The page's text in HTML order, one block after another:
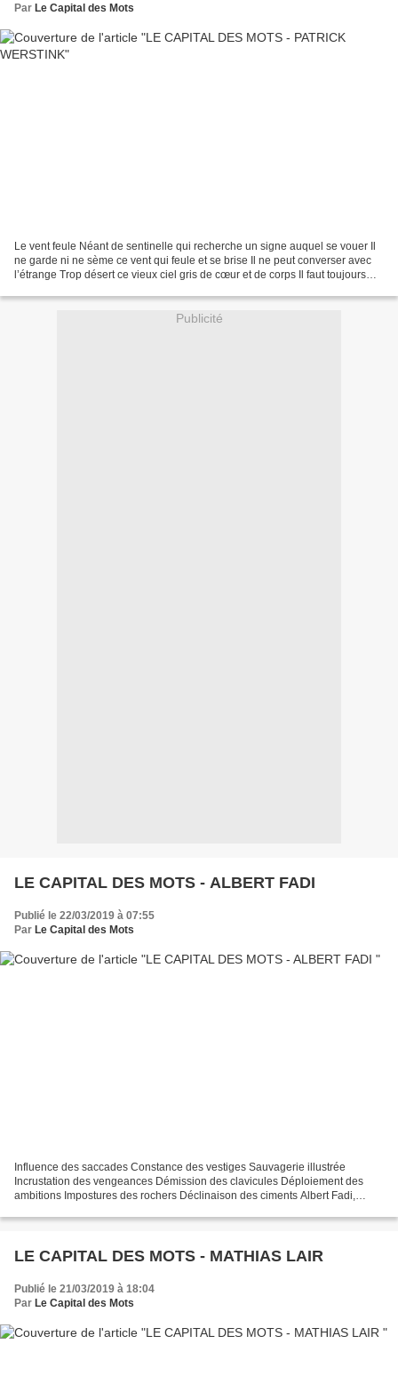
Par Le Capital des Mots
Le vent feule Néant de sentinelle qui recherche un signe auquel se vouer Il
ne garde ni ne sème ce vent qui feule et se brise Il ne peut converser avec
l’étrange Trop désert ce vieux ciel gris de cœur et de corps Il faut toujours
Publicité
LE CAPITAL DES MOTS - ALBERT FADI
Publié le 22/03/2019 à 07:55
Par Le Capital des Mots
Influence des saccades Constance des vestiges Sauvagerie illustrée
Incrustation des vengeances Démission des clavicules Déploiement des
ambitions Impostures des rochers Déclinaison des ciments Albert Fadi,
LE CAPITAL DES MOTS - MATHIAS LAIR
Publié le 21/03/2019 à 18:04
Par Le Capital des Mots